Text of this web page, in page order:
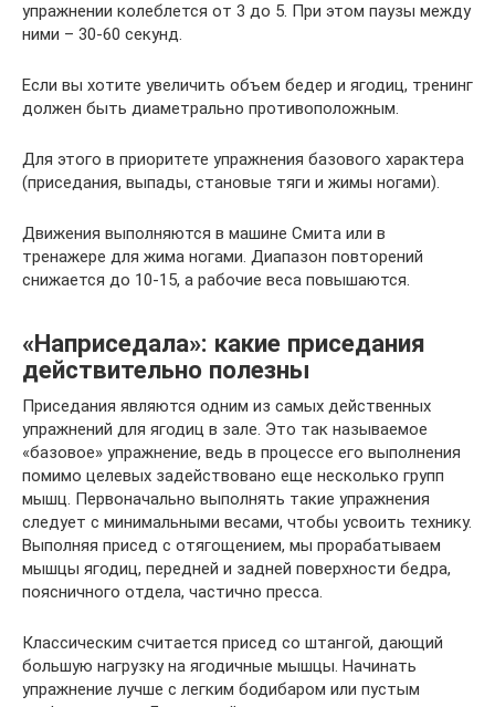
упражнении колеблется от 3 до 5. При этом паузы между
ними – 30-60 секунд.
Если вы хотите увеличить объем бедер и ягодиц, тренинг
должен быть диаметрально противоположным.
Для этого в приоритете упражнения базового характера
(приседания, выпады, становые тяги и жимы ногами).
Движения выполняются в машине Смита или в
тренажере для жима ногами. Диапазон повторений
снижается до 10-15, а рабочие веса повышаются.
«Наприседала»: какие приседания
действительно полезны
Приседания являются одним из самых действенных
упражнений для ягодиц в зале. Это так называемое
«базовое» упражнение, ведь в процессе его выполнения
помимо целевых задействовано еще несколько групп
мышц. Первоначально выполнять такие упражнения
следует с минимальными весами, чтобы усвоить технику.
Выполняя присед с отягощением, мы прорабатываем
мышцы ягодиц, передней и задней поверхности бедра,
поясничного отдела, частично пресса.
Классическим считается присед со штангой, дающий
большую нагрузку на ягодичные мышцы. Начинать
упражнение лучше с легким бодибаром или пустым